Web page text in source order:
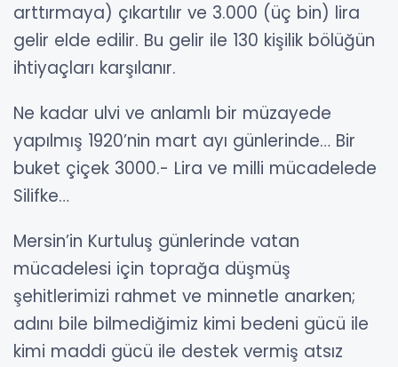
arttırmaya) çıkartılır ve 3.000 (üç bin) lira
gelir elde edilir. Bu gelir ile 130 kişilik bölüğün
ihtiyaçları karşılanır.
Ne kadar ulvi ve anlamlı bir müzayede
yapılmış 1920’nin mart ayı günlerinde… Bir
buket çiçek 3000.- Lira ve milli mücadelede
Silifke…
Mersin’in Kurtuluş günlerinde vatan
mücadelesi için toprağa düşmüş
şehitlerimizi rahmet ve minnetle anarken;
adını bile bilmediğimiz kimi bedeni gücü ile
kimi maddi gücü ile destek vermiş atsız